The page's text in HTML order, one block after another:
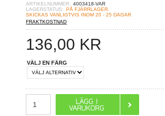
ARTIKELNUMMER: 4003418-VAR
LAGERSTATUS: PÅ FJÄRRLAGER.
SKICKAS VANLIGTVIS INOM 20 - 25 DAGAR
FRAKTKOSTNAD
136,00 KR
VÄLJ EN FÄRG